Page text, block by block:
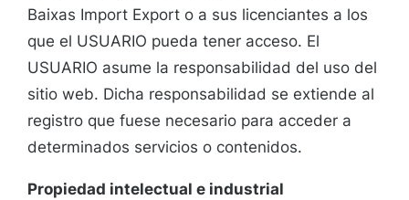
Baixas Import Export o a sus licenciantes a los
que el USUARIO pueda tener acceso. El
USUARIO asume la responsabilidad del uso del
sitio web. Dicha responsabilidad se extiende al
registro que fuese necesario para acceder a
determinados servicios o contenidos.
Propiedad intelectual e industrial